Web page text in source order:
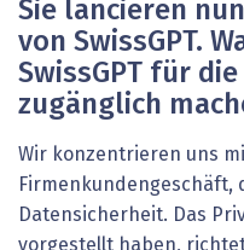
Sie lancieren
von SwissGPT.
SwissGPT für
zugänglich
Wir konzentrieren uns
Firmenkundengeschäft,
Datensicherheit. Das
vorgestellt haben, richtet